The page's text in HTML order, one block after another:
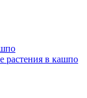
растения в кашпо